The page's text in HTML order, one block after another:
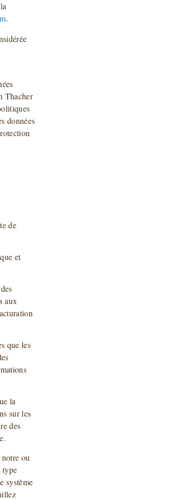
.
Thacher
données
de
et
aux
que les
la
sur les
des
ou
type
système